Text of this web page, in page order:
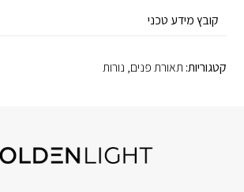
קובץ מידע טכני
קטגוריות: תאורת פנים, נורות